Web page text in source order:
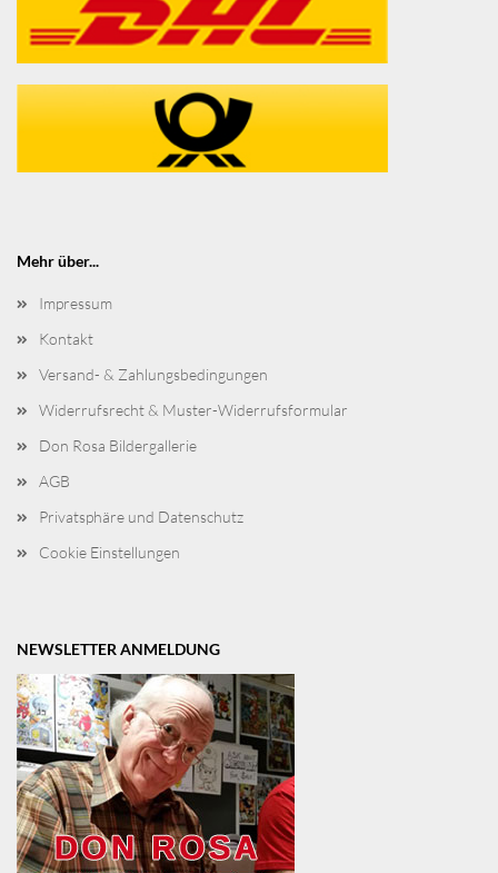
Mehr über...
Impressum
Kontakt
Versand- & Zahlungsbedingungen
Widerrufsrecht & Muster-Widerrufsformular
Don Rosa Bildergallerie
AGB
Privatsphäre und Datenschutz
Cookie Einstellungen
NEWSLETTER ANMELDUNG